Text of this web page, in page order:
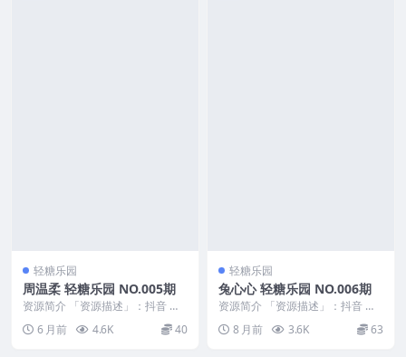
轻糖乐园
周温柔 轻糖乐园 NO.005期
资源简介 「资源描述」：抖音 周
温柔 轻糖乐园 NO.005期 【31P】
「资...6 月前 4.6K 40
轻糖乐园
兔心心 轻糖乐园 NO.006期
资源简介 「资源描述」：抖音 兔
心心 轻糖乐园 NO.006期 【30P】
「资...8 月前 3.6K 63